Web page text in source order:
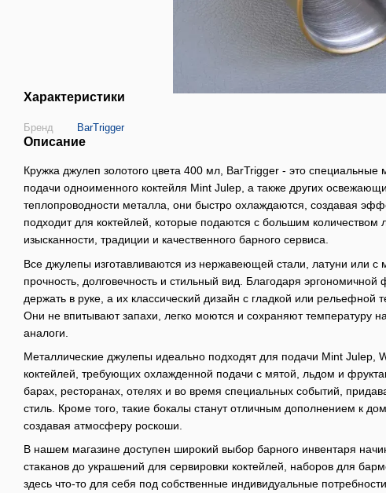
Характеристики
Бренд BarTrigger
Описание
Кружка джулеп золотого цвета 400 мл, BarTrigger - это
подачи одноименного коктейля Mint Julep, а также других
теплопроводности металла, они быстро охлаждаются, создавая
подходит для коктейлей, которые подаются с большим количеством
изысканности, традиции и качественного барного сервиса.
Все джулепы изготавливаются из нержавеющей стали, латуни или
прочность, долговечность и стильный вид. Благодаря
держать в руке, а их классический дизайн с гладкой или рельефной
Они не впитывают запахи, легко моются и сохраняют температуру
аналоги.
Металлические джулепы идеально подходят для подачи Mint Julep,
коктейлей, требующих охлажденной подачи с мятой, льдом и
барах, ресторанах, отелях и во время специальных событий,
стиль. Кроме того, такие бокалы станут отличным дополнением к
создавая атмосферу роскоши.
В нашем магазине доступен широкий выбор барного инвентаря
стаканов до украшений для сервировки коктейлей, наборов для
здесь что-то для себя под собственные индивидуальные